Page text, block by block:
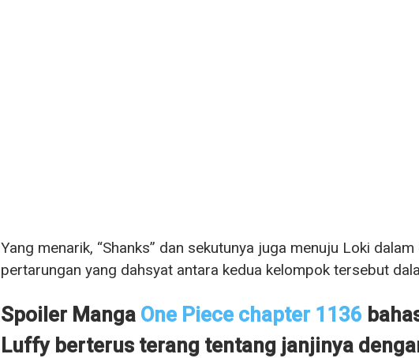
Yang menarik, “Shanks” dan sekutunya juga menuju Loki
pertarungan yang dahsyat antara kedua kelompok tersebut
Spoiler Manga One Piece chapter 1136
Luffy berterus terang tentang janjinya